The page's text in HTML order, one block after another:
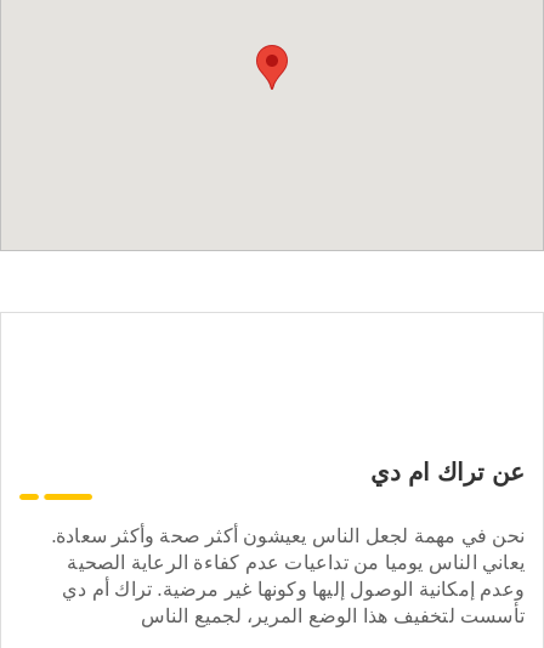
عن تراك ام دي
نحن في مهمة لجعل الناس يعيشون أكثر صحة وأكثر سعادة.
يعاني الناس يوميا من تداعيات عدم كفاءة الرعاية الصحية
وعدم إمكانية الوصول إليها وكونها غير مرضية. تراك أم دي
تأسست لتخفيف هذا الوضع المرير، لجميع الناس